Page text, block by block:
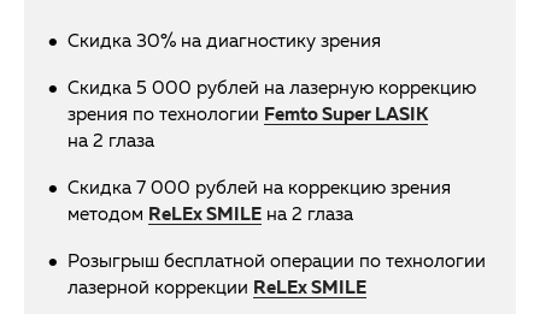
Скидка 30% на диагностику зрения
Скидка 5 000 рублей на лазерную коррекцию
зрения по технологии Femto Super LASIK
на 2 глаза
Скидка 7 000 рублей на коррекцию зрения
методом ReLEx SMILE на 2 глаза
Розыгрыш бесплатной операции по технологии
лазерной коррекции ReLEx SMILE